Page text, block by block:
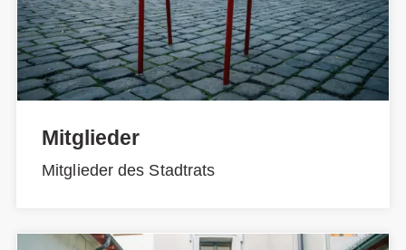
Mitglieder
Mitglieder des Stadtrats